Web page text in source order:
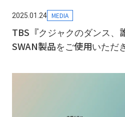
2025.01.24 MEDIA
TBS『クジャクのダンス、
SWAN製品をご使用いただ